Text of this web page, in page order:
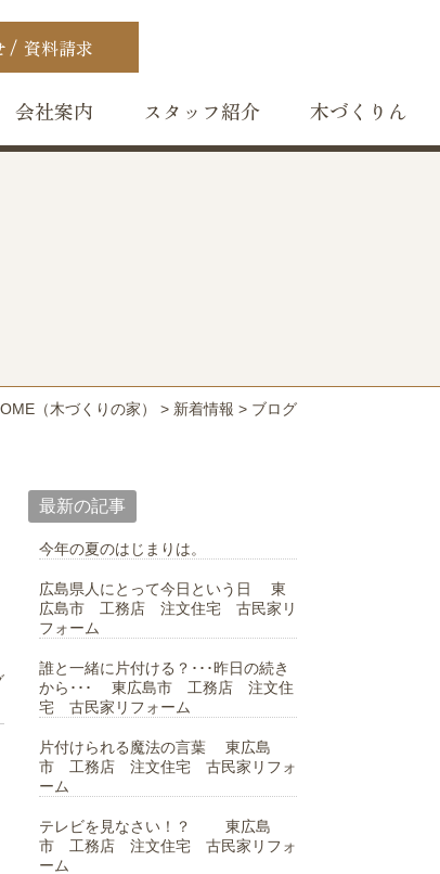
資料請求
会社案内 スタッフ紹介 木づくりん
（木づくりの家） > 新着情報 > ブログ
最新の記事
今年の夏のはじまりは。
広島県人にとって今日という日 東
広島市 工務店 注文住宅 古民家リ
フォーム
誰と一緒に片付ける？･･･昨日の続き
から･･･ 東広島市 工務店 注文住
宅 古民家リフォーム
片付けられる魔法の言葉 東広島
市 工務店 注文住宅 古民家リフォ
ーム
テレビを見なさい！？ 東広島
市 工務店 注文住宅 古民家リフォ
ーム